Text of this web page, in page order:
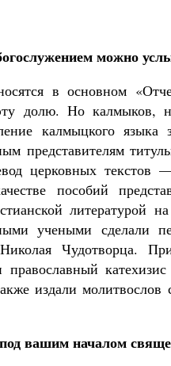
можно
в основном
долю. Но калмыков,
калмыцкого
представителям
церковных текстов
пособий
литературой
учеными сделали
Чудотворца.
издали молитвослов
вашим началом